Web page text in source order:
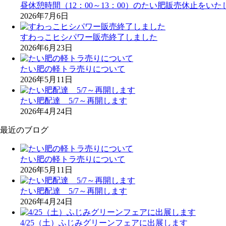
昼休憩時間（12：00～13：00）のたい肥販売休止をいた
2026年7月6日
すわっこヒシパワー販売終了しました
2026年6月23日
たい肥の軽トラ売りについて
2026年5月11日
たい肥配達 5/7～再開します
2026年4月24日
最近のブログ
たい肥の軽トラ売りについて
2026年5月11日
たい肥配達 5/7～再開します
2026年4月24日
4/25（土）ふじみグリーンフェアに出展します